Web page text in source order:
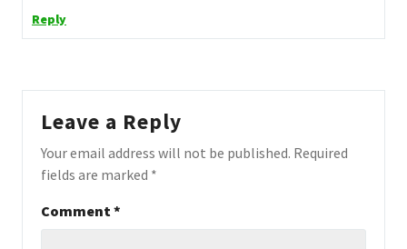
Reply
Leave a Reply
Your email address will not be published. Required
fields are marked *
Comment*